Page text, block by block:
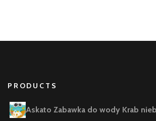
PRODUCTS
Askato Zabawka do wody Krab